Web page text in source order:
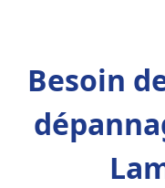
Besoin